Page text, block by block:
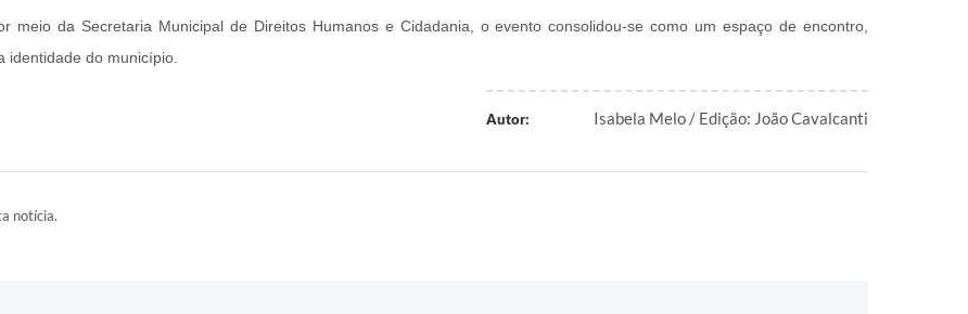
meio da Secretaria Municipal de Direitos Humanos e Cidadania, o evento consolidou-se como um espaço de encontro,
identidade do município.
Autor: Isabela Melo / Edição: João Cavalcanti
notícia.